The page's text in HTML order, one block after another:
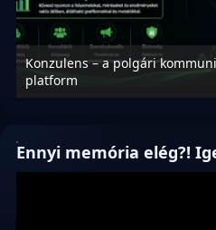
Konzulens – a polgári
platform
Ennyi memória elég?!